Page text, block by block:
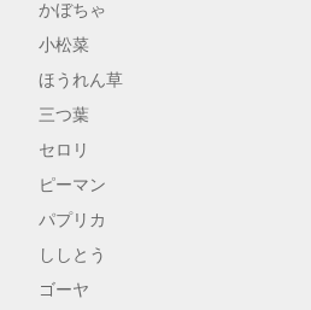
かぼちゃ
小松菜
ほうれん草
三つ葉
セロリ
ピーマン
パプリカ
ししとう
ゴーヤ